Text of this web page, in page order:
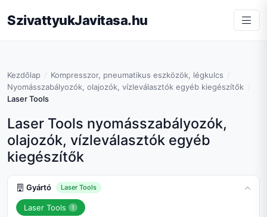
SzivattyukJavitasa.hu
Kezdőlap
Kompresszor, pneumatikus eszközök, légkulcs
Nyomásszabályozók, olajozók, vízleválasztók egyéb kiegészítők
Laser Tools
Laser Tools nyomásszabályozók,
olajozók, vízleválasztók egyéb
kiegészítők
Gyártó Laser Tools
Laser Tools 1